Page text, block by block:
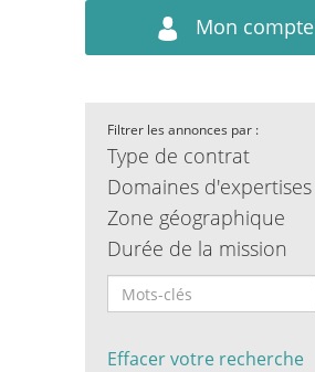
Mon compte
Filtrer les annonces par :
Type de contrat
Domaines d'expertises
Zone géographique
Durée de la mission
Effacer votre recherche